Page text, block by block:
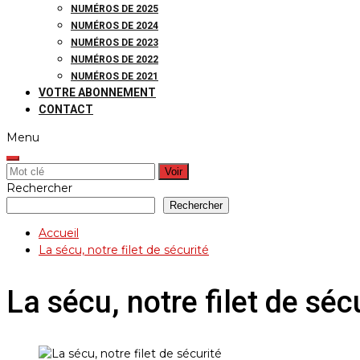
NUMÉROS DE 2025
NUMÉROS DE 2024
NUMÉROS DE 2023
NUMÉROS DE 2022
NUMÉROS DE 2021
VOTRE ABONNEMENT
CONTACT
Menu
Rechercher:
Rechercher
Rechercher
Accueil
La sécu, notre filet de sécurité
La sécu, notre filet de